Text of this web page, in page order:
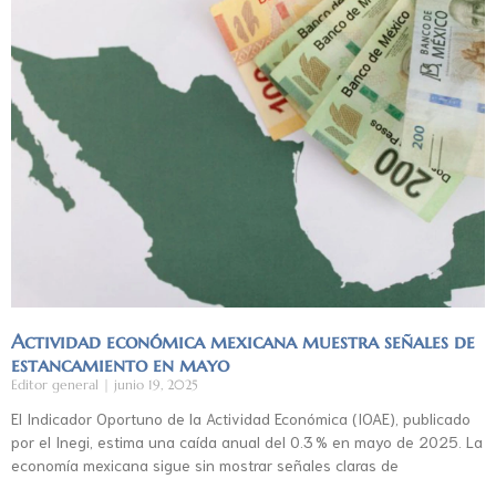
Actividad económica mexicana muestra señales de
estancamiento en mayo
Editor general junio 19, 2025
El Indicador Oportuno de la Actividad Económica (IOAE), publicado
por el Inegi, estima una caída anual del 0.3 % en mayo de 2025. La
economía mexicana sigue sin mostrar señales claras de